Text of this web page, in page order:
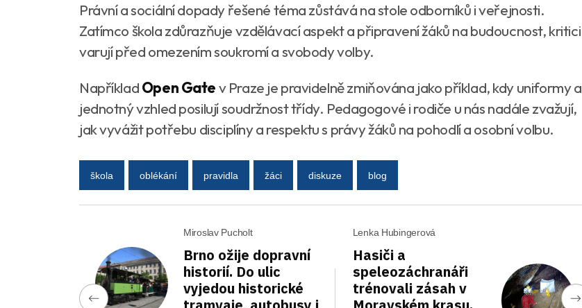
Právní a sociální dopady řešené téma zůstává na stole odborníků i veřejnosti.
Zatímco škola zdůrazňuje vzdělávací aspekt a připravení žáků na budoucnost, kritici
varují před omezením soukromí a svobody volby.
NapříkladOpen Gatev Praze je pravidelně zmiňována jako příklad, kdy uniformy a
jednotný vzhled posilují soudržnost třídy. Pedagogové i rodiče u nás nadále zvažují,
jak vyvážit potřebu disciplíny a respektu s právy žáků na pohodlí a osobní volbu.
škola oblékání pravidla žáci diskuze blog
Miroslav Pucholt
Brno ožije dopravní
historií. Do ulic
vyjedou historické
Lenka Hubingerová
Hasiči a
speleozáchranáři
trénovali zásah v